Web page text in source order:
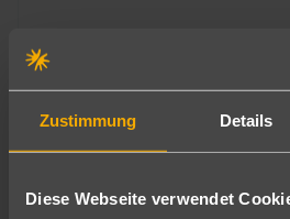
Zustimmung Details
Diese Webseite verwendet
Rhodos
White Dreams Resort
7 Nächte∙All Inclusive